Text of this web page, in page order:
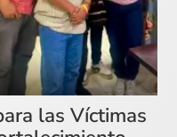
las Víctimas